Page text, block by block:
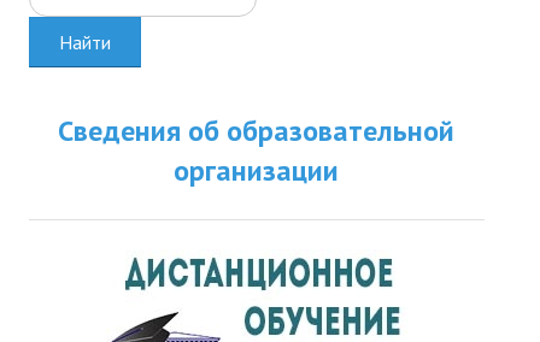
Найти
Сведения об образовательной
организации